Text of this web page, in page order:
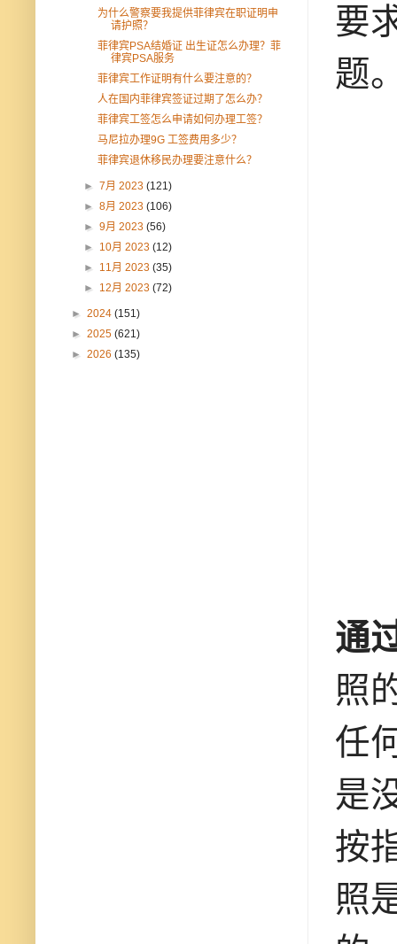
要
题
通
照
任
是
按
照
为什么警察要我提供菲律宾在职证明申
请护照？
菲律宾PSA结婚证 出生证怎么办理？菲
律宾PSA服务
菲律宾工作证明有什么要注意的？
人在国内菲律宾签证过期了怎么办？
菲律宾工签怎么申请如何办理工签？
马尼拉办理9G 工签费用多少？
菲律宾退休移民办理要注意什么？
►7月 2023(121)
►8月 2023(106)
►9月 2023(56)
► 10月 2023(12)
► 11月 2023(35)
► 12月 2023(72)
► 2024 (151)
► 2025 (621)
► 2026 (135)